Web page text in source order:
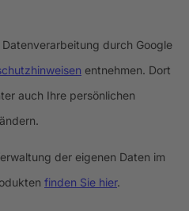
durch Google
entnehmen. Dort
auch Ihre persönlichen
der eigenen Daten im
finden Sie hier.